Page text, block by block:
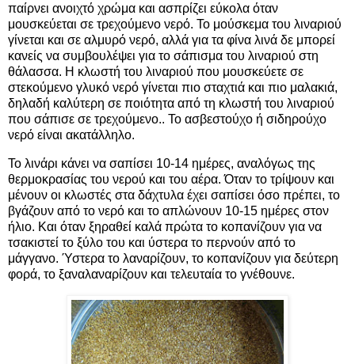
παίρνει ανοιχτό χρώμα και ασπρίζει εύκολα όταν
μουσκεύεται σε τρεχούμενο νερό. Το μούσκεμα του λιναριού
γίνεται και σε αλμυρό νερό, αλλά για τα φίνα λινά δε μπορεί
κανείς να συμβουλέψει για το σάπισμα του λιναριού στη
θάλασσα. Η κλωστή του λιναριού που μουσκεύετε σε
στεκούμενο γλυκό νερό γίνεται πιο σταχτιά και πιο μαλακιά,
δηλαδή καλύτερη σε ποιότητα από τη κλωστή του λιναριού
που σάπισε σε τρεχούμενο.. Το ασβεστούχο ή σιδηρούχο
νερό είναι ακατάλληλο.
Το λινάρι κάνει να σαπίσει 10-14 ημέρες, αναλόγως της
θερμοκρασίας του νερού και του αέρα. Όταν το τρίψουν και
μένουν οι κλωστές στα δάχτυλα έχει σαπίσει όσο πρέπει, το
βγάζουν από το νερό και το απλώνουν 10-15 ημέρες στον
ήλιο. Και όταν ξηραθεί καλά πρώτα το κοπανίζουν για να
τσακιστεί το ξύλο του και ύστερα το περνούν από το
μάγγανο. Ύστερα το λαναρίζουν, το κοπανίζουν για δεύτερη
φορά, το ξαναλαναρίζουν και τελευταία το γνέθουνε.